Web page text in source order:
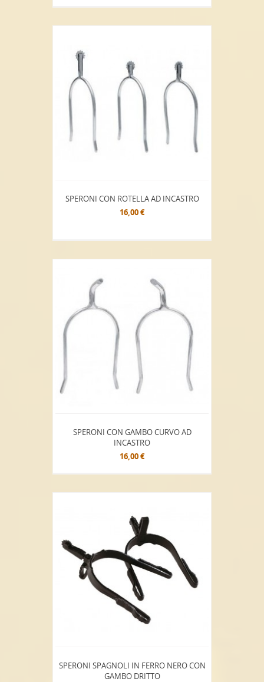
SPERONI CON ROTELLA AD INCASTRO
16,00 €
SPERONI CON GAMBO CURVO AD
INCASTRO
16,00 €
SPERONI SPAGNOLI IN FERRO NERO CON
GAMBO DRITTO